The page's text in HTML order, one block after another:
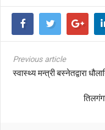
Previous article
स्वास्थ्य मन्त्री बस्नेतद्वारा